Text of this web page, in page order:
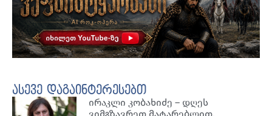
ასევე დაგაინტერესებთ
ირაკლი კობახიძე – დღეს